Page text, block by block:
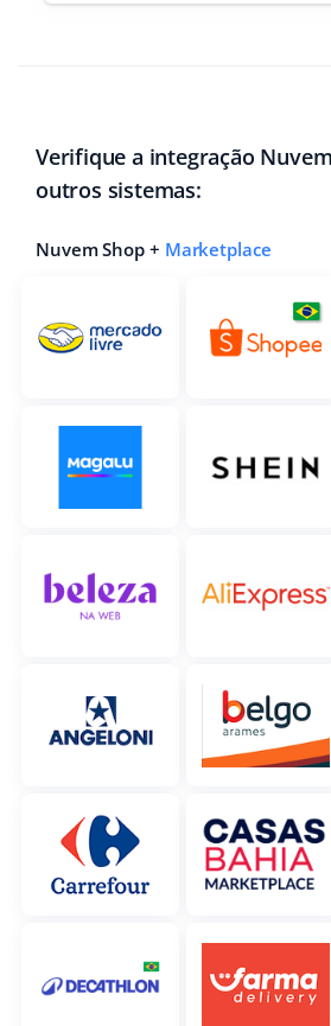
Verifique a integração
outros sistemas:
Nuvem Shop + Marketplace